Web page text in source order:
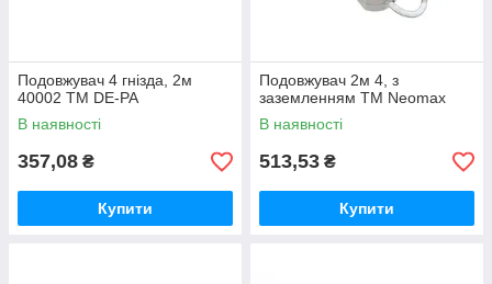
Подовжувач 4 гнізда, 2м
40002 ТМ DE-PA
В наявності
357,08 ₴
Купити
Подовжувач 2м 4, з
заземленням ТМ Neomax
В наявності
513,53 ₴
Купити